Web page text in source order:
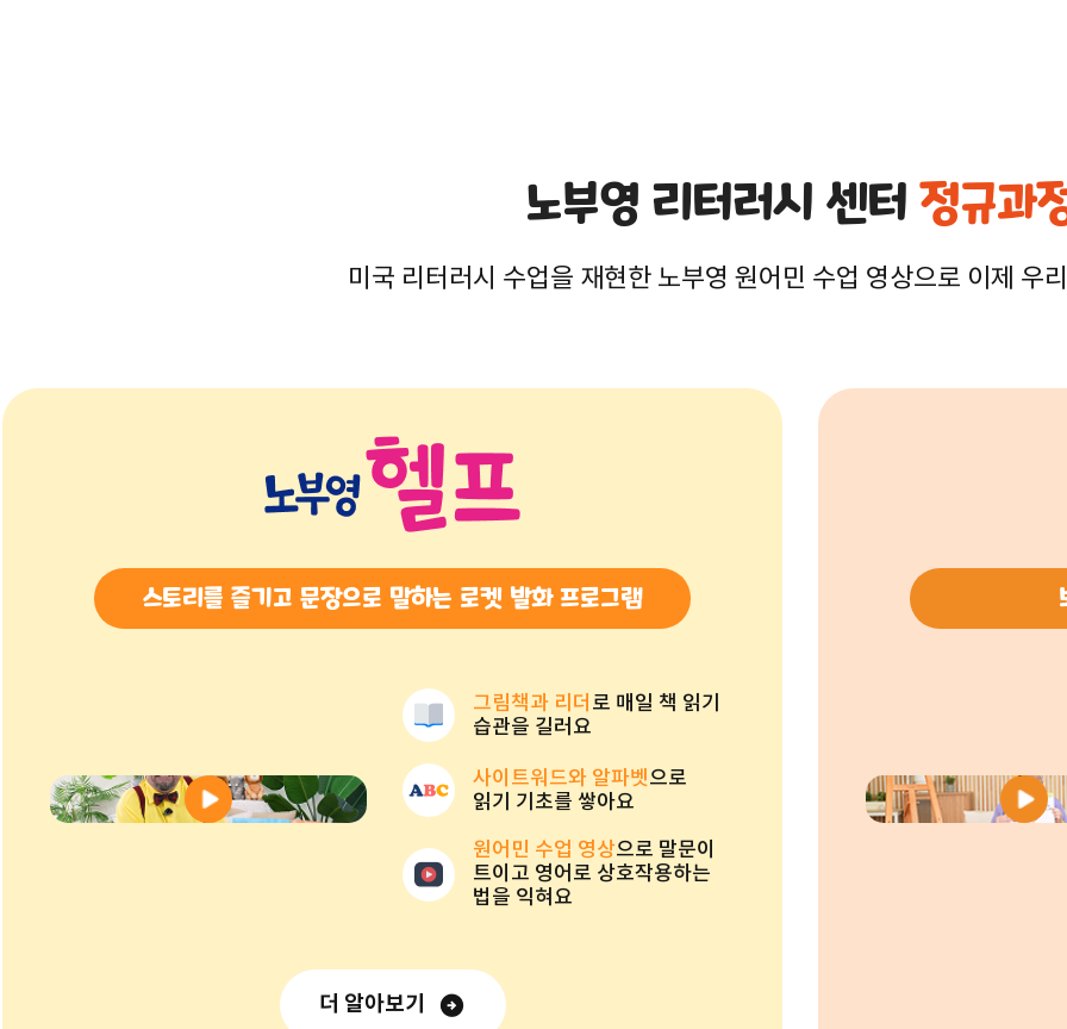
노부영 리터러시 센터 정규과
미국 리터러시 수업을 재현한 노부영 원어민 수업 영상으로 이제 우
스토리를 즐기고 문장으로 말하는 로켓 발화 프로그램
그림책과 리더 로 매일 책 읽기
습관을 길러요
사이트워드와 알파벳으로
읽기 기초를 쌓아요
원어민 수업 영상으로 말문이
트이고 영어로 상호작용하는
법을 익혀요
더 알아보기